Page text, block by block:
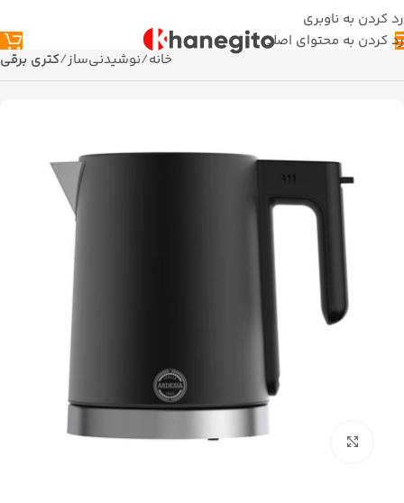
رد کردن به ناوبری
رد کردن به محتوای اصلی
خانه نوشیدنی‌ساز کتری برقی
بزرگنمایی تصویر